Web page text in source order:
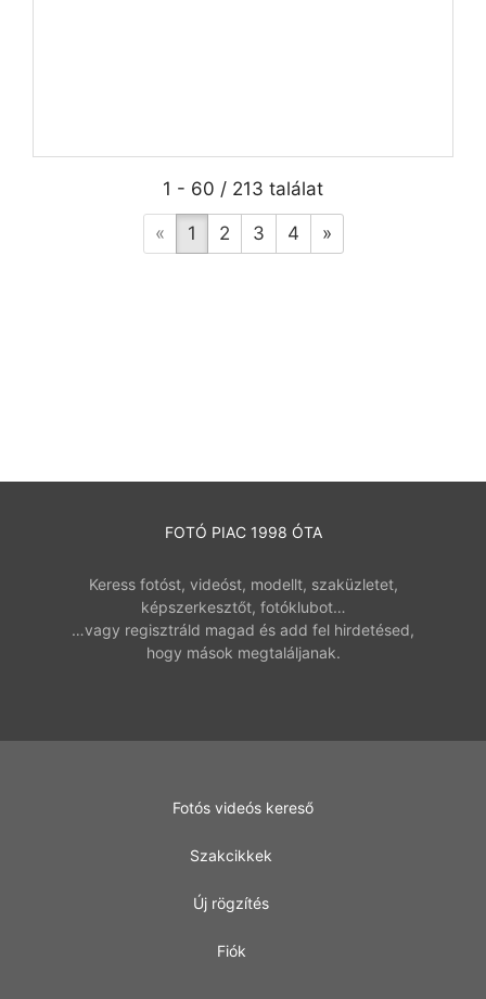
1 - 60 / 213 találat
« 1 2 3 4 »
FOTÓ PIAC 1998 ÓTA
Keress fotóst, videóst, modellt, szaküzletet,
képszerkesztőt, fotóklubot…
…vagy regisztráld magad és add fel hirdetésed,
hogy mások megtaláljanak.
Fotós videós kereső
Szakcikkek
Új rögzítés
Fiók